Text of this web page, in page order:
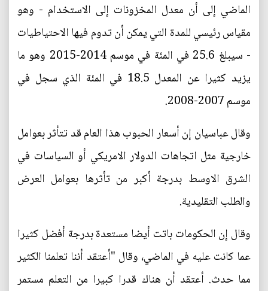
الماضي إلى أن معدل المخزونات إلى الاستخدام - وهو
مقياس رئيسي للمدة التي يمكن أن تدوم فيها الاحتياطيات
- سيبلغ 25.6 في المئة في موسم 2014-2015 وهو ما
يزيد كثيرا عن المعدل 18.5 في المئة الذي سجل في
موسم 2007-2008.
وقال عباسيان إن أسعار الحبوب هذا العام قد تتأثر بعوامل
خارجية مثل اتجاهات الدولار الامريكي أو السياسات في
الشرق الاوسط بدرجة أكبر من تأثرها بعوامل العرض
والطلب التقليدية.
وقال إن الحكومات باتت أيضا مستعدة بدرجة أفضل كثيرا
عما كانت عليه في الماضي، وقال "أعتقد أننا تعلمنا الكثير
مما حدث. أعتقد أن هناك قدرا كبيرا من التعلم مستمر